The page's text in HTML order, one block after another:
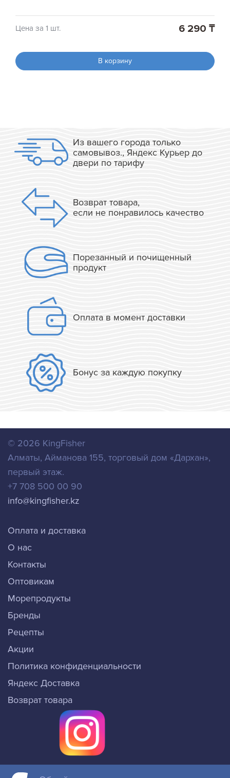
Цена за 1 шт. 6 290 ₸
В корзину
Из вашего города только
самовывоз., Яндекс Курьер до
двери по тарифу
Возврат товара,
если не понравилось качество
Порезанный и почищенный
продукт
Оплата в момент доставки
Бонус за каждую покупку
© 2026 KingFisher
Алматы, Айманова 155, торговый дом «Дархан»,
первый этаж.
+7 708 500 00 90
info@kingfisher.kz
Оплата и доставка
О нас
Контакты
Оптовикам
Морепродукты
Бренды
Рецепты
Акции
Политика конфиденциальности
Яндекс Доставка
Возврат товара